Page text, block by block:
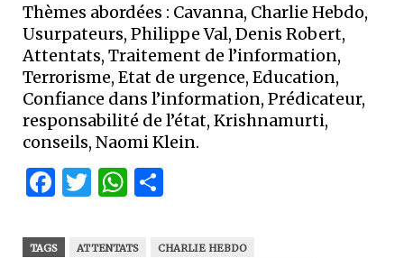
Thèmes abordées : Cavanna, Charlie Hebdo,
Usurpateurs, Philippe Val, Denis Robert,
Attentats, Traitement de l’information,
Terrorisme, Etat de urgence, Education,
Confiance dans l’information, Prédicateur,
responsabilité de l’état, Krishnamurti,
conseils, Naomi Klein.
Facebook
Twitter
WhatsApp
TAGS ATTENTATS
CHARLIE HEBDO